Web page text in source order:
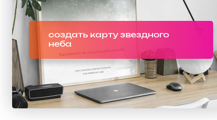
создать карту звездного
неба